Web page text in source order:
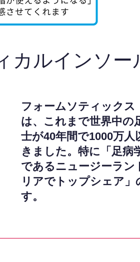
カルインソー
フォームソティックス
は、これまで世界中の
士が40年間で1000万人
きました。特に「足病
であるニュージーラン
リアでトップシェア」
す。